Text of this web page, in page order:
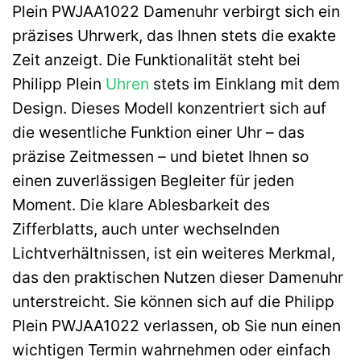
Plein PWJAA1022 Damenuhr verbirgt sich ein
präzises Uhrwerk, das Ihnen stets die exakte
Zeit anzeigt. Die Funktionalität steht bei
Philipp Plein Uhren stets im Einklang mit dem
Design. Dieses Modell konzentriert sich auf
die wesentliche Funktion einer Uhr – das
präzise Zeitmessen – und bietet Ihnen so
einen zuverlässigen Begleiter für jeden
Moment. Die klare Ablesbarkeit des
Zifferblatts, auch unter wechselnden
Lichtverhältnissen, ist ein weiteres Merkmal,
das den praktischen Nutzen dieser Damenuhr
unterstreicht. Sie können sich auf die Philipp
Plein PWJAA1022 verlassen, ob Sie nun einen
wichtigen Termin wahrnehmen oder einfach